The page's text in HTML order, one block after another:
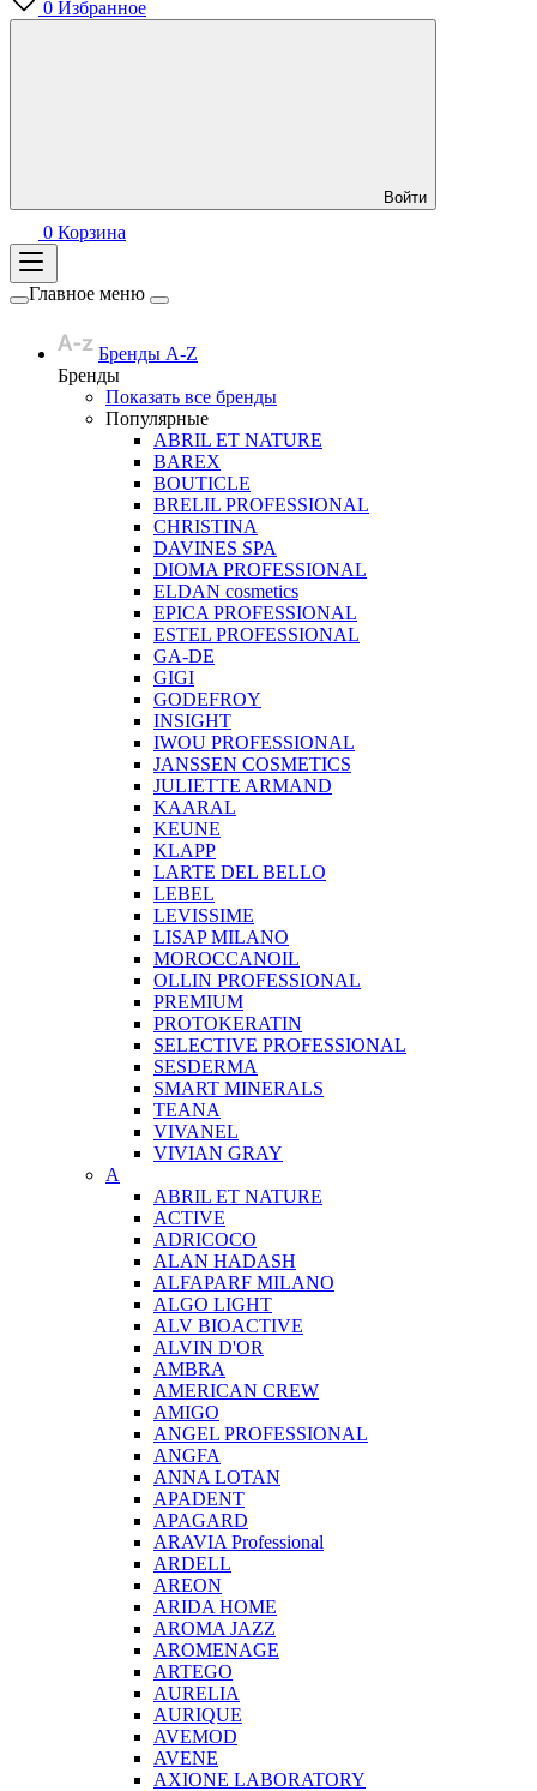
0 Избранное
Войти
0 Корзина
Главное меню
Бренды A-Z
Бренды
Показать все бренды
Популярные
ABRIL ET NATURE
BAREX
BOUTICLE
BRELIL PROFESSIONAL
CHRISTINA
DAVINES SPA
DIOMA PROFESSIONAL
ELDAN cosmetics
EPICA PROFESSIONAL
ESTEL PROFESSIONAL
GA-DE
GIGI
GODEFROY
INSIGHT
IWOU PROFESSIONAL
JANSSEN COSMETICS
JULIETTE ARMAND
KAARAL
KEUNE
KLAPP
LARTE DEL BELLO
LEBEL
LEVISSIME
LISAP MILANO
MOROCCANOIL
OLLIN PROFESSIONAL
PREMIUM
PROTOKERATIN
SELECTIVE PROFESSIONAL
SESDERMA
SMART MINERALS
TEANA
VIVANEL
VIVIAN GRAY
A
ABRIL ET NATURE
ACTIVE
ADRICOCO
ALAN HADASH
ALFAPARF MILANO
ALGO LIGHT
ALV BIOACTIVE
ALVIN D'OR
AMBRA
AMERICAN CREW
AMIGO
ANGEL PROFESSIONAL
ANGFA
ANNA LOTAN
APADENT
APAGARD
ARAVIA Professional
ARDELL
AREON
ARIDA HOME
AROMA JAZZ
AROMENAGE
ARTEGO
AURELIA
AURIQUE
AVEMOD
AVENE
AXIONE LABORATORY